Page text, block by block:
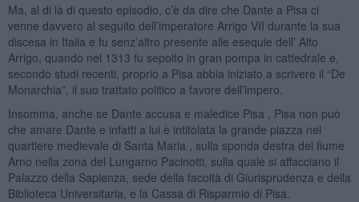
Ma, al di là di questo episodio, c’è da dire che Dante a Pisa ci
venne davvero al seguito dell’imperatore Arrigo VII durante la sua
discesa in Italia e fu senz’altro presente alle esequie dell’ Alto
Arrigo, quando nel 1313 fu sepolto in gran pompa in cattedrale e,
secondo studi recenti, proprio a Pisa abbia iniziato a scrivere il “De
Monarchia”, il suo trattato politico a favore dell’impero.
Insomma, anche se Dante accusa e maledice Pisa , Pisa non può
che amare Dante e infatti a lui è intitolata la grande piazza nel
quartiere medievale di Santa Maria , sulla sponda destra del fiume
Arno nella zona del Lungarno Pacinotti, sulla quale si affacciano il
Palazzo della Sapienza, sede della facoltà di Giurisprudenza e della
Biblioteca Universitaria, e la Cassa di Risparmio di Pisa.